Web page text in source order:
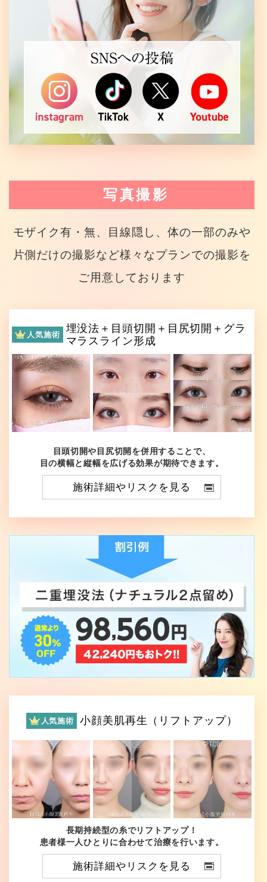
写真撮影
モザイク有・無、目線隠し、体の一部のみや
片側だけの撮影など様々なプランでの撮影を
ご用意しております
人気施術
埋没法＋目頭切開＋目尻切開＋グラ
マラスライン形成
目頭切開や目尻切開を併用することで、
目の横幅と縦幅を広げる効果が期待できます。
施術詳細やリスクを見る
人気施術 小顔美肌再生（リフトアップ）
長期持続型の糸でリフトアップ！
患者様一人ひとりに合わせて治療を行います。
施術詳細やリスクを見る